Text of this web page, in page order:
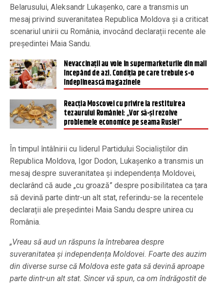
Belarusului, Aleksandr Lukașenko, care a transmis un
mesaj privind suveranitatea Republica Moldova și a criticat
scenariul unirii cu România, invocând declarații recente ale
președintei Maia Sandu.
Nevaccinații au voie în supermarketurile din mall
începând de azi. Condiția pe care trebuie s-o
îndeplinească magazinele
Reacția Moscovei cu privire la restituirea
tezaurului României: „Vor să-şi rezolve
problemele economice pe seama Rusiei”
În timpul întâlnirii cu liderul Partidului Socialiștilor din
Republica Moldova, Igor Dodon, Lukașenko a transmis un
mesaj despre suveranitatea și independența Moldovei,
declarând că aude „cu groază” despre posibilitatea ca țara
să devină parte dintr-un alt stat, referindu-se la recentele
declarații ale președintei Maia Sandu despre unirea cu
România.
„Vreau să aud un răspuns la întrebarea despre
suveranitatea și independența Moldovei. Foarte des auzim
din diverse surse că Moldova este gata să devină aproape
parte dintr-un alt stat. Sincer vă spun, ca om îndrăgostit de